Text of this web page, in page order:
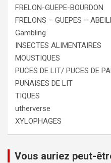
FRELON-GUEPE-BOURDON
FRELONS – GUEPES –
Gambling
INSECTES ALIMENTAIRES
MOUSTIQUES
PUCES DE LIT/ PUCES DE
PUNAISES DE LIT
TIQUES
utherverse
XYLOPHAGES
Vous auriez peut-